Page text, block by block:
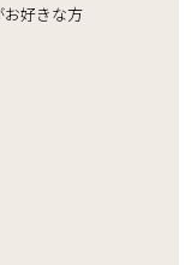
お好きな方